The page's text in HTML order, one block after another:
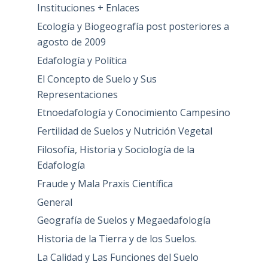
Instituciones + Enlaces
Ecología y Biogeografía post posteriores a
agosto de 2009
Edafología y Política
El Concepto de Suelo y Sus
Representaciones
Etnoedafología y Conocimiento Campesino
Fertilidad de Suelos y Nutrición Vegetal
Filosofía, Historia y Sociología de la
Edafología
Fraude y Mala Praxis Científica
General
Geografía de Suelos y Megaedafología
Historia de la Tierra y de los Suelos.
La Calidad y Las Funciones del Suelo